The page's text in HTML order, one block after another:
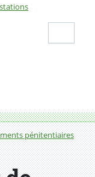
pénitentiaires
à Bellechasse (FR)